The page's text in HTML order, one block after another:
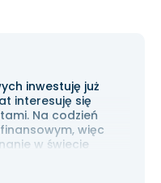
inwestuję już
interesuję się
Na codzień
więc
w świecie
Cenię przede